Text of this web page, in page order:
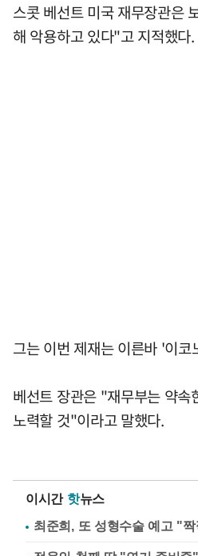
스콧 베선트 미국 재무장관은
해 악용하고 있다"고 지적했다.
그는 이번 제재는 이른바 '이
베선트 장관은 "재무부는 약
노력할 것"이라고 말했다.
이시간 핫뉴스
최준희, 또 성형수술 예고 "